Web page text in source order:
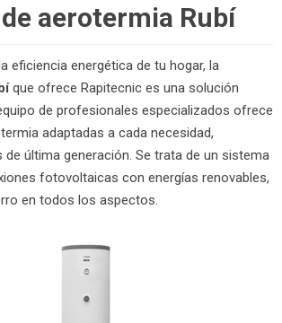
aerotermia Rubí
eficiencia energética de tu hogar, la
que ofrece Rapitecnic es una solución
de profesionales especializados ofrece
adaptadas a cada necesidad,
última generación. Se trata de un sistema
fotovoltaicas con energías renovables,
en todos los aspectos.